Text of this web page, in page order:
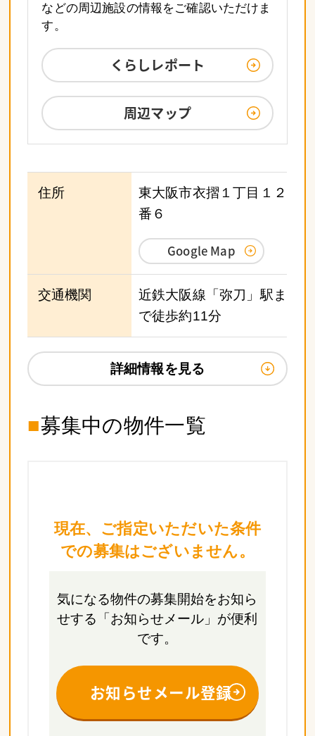
などの周辺施設の情報をご確認いただけま
す。
くらしレポート
周辺マップ
住所
東大阪市衣摺１丁目１２
番６
Google Map
交通機関
近鉄大阪線「弥刀」駅ま
で徒歩約11分
詳細情報を見る
■募集中の物件一覧
現在、ご指定いただいた条件
での募集はございません。
気になる物件の募集開始をお知ら
せする
「お知らせメール」が便利
です。
お知らせメール登録